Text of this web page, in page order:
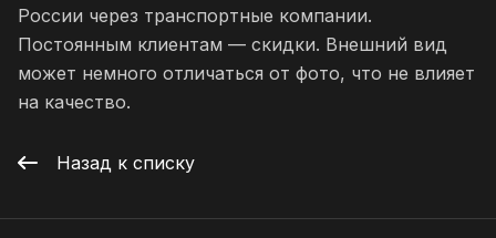
России через транспортные компании.
Постоянным клиентам — скидки. Внешний вид
может немного отличаться от фото, что не влияет
на качество.
Назад к списку